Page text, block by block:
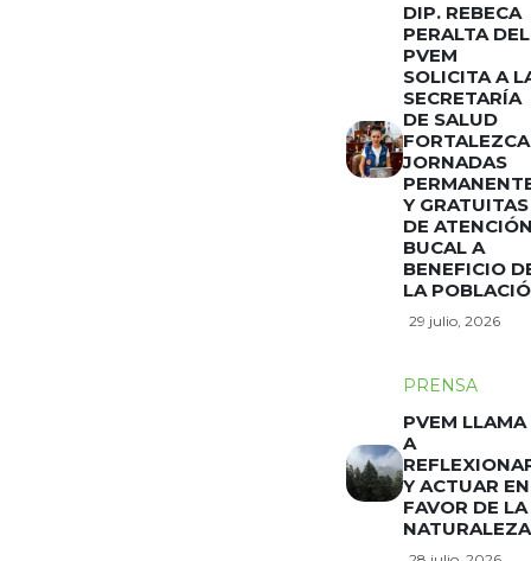
DIP. REBECA
PERALTA DEL
PVEM
SOLICITA A
SECRETARÍA
DE SALUD
FORTALEZCA
JORNADAS
Y GRATUITAS
DE
BUCAL A
BENEFICIO
LA
29 julio, 2026
PRENSA
PVEM LLAMA
A
Y ACTUAR EN
FAVOR DE LA
NATURALEZA